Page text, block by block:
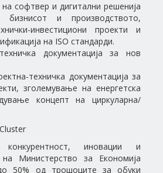
софтвер и дигитални решенија
и производството,
инвестициони проекти и
на ISO стандарди.
документација за нов
техничка документација за
зголемување на енергетска
концепт на циркуларна/
иновации и
Министерство за Економија
50% од трошоците за обуки